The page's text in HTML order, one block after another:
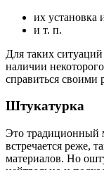
их установка
и т. п.
Для таких
наличии
справиться своими
Штукатурка
Это традиционный
встречается реже,
материалов. Но